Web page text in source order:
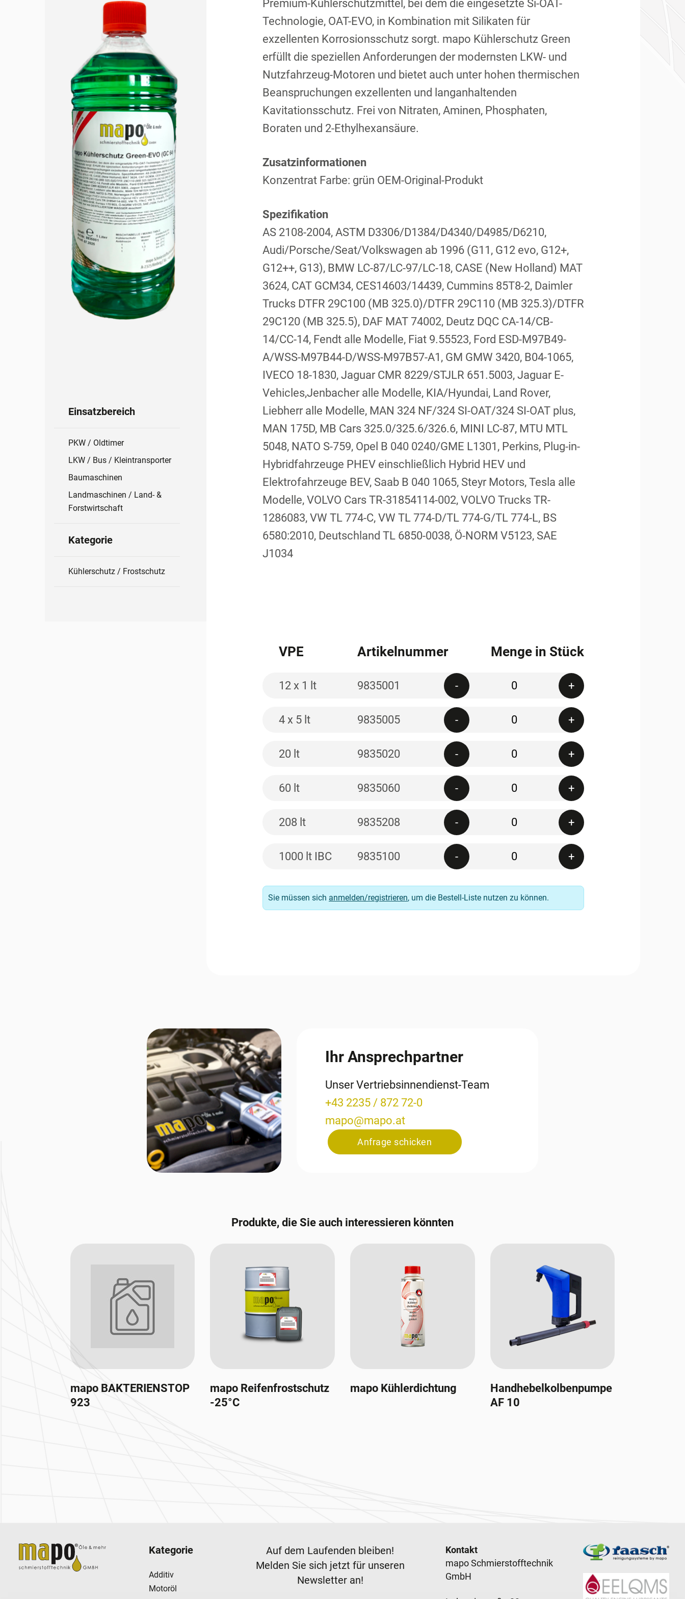
Einsatzbereich
PKW / Oldtimer
LKW / Bus / Kleintransporter
Baumaschinen
Landmaschinen / Land- &
Forstwirtschaft
Kategorie
Kühlerschutz / Frostschutz
Premium-Kühlerschutzmittel, bei dem die eingesetzte Si-OAT-
Technologie, OAT-EVO, in Kombination mit Silikaten für
exzellenten Korrosionsschutz sorgt. mapo Kühlerschutz Green
erfüllt die speziellen Anforderungen der modernsten LKW- und
Nutzfahrzeug-Motoren und bietet auch unter hohen thermischen
Beanspruchungen exzellenten und langanhaltenden
Kavitationsschutz. Frei von Nitraten, Aminen, Phosphaten,
Boraten und 2-Ethylhexansäure.
Zusatzinformationen
Konzentrat Farbe: grün OEM-Original-Produkt
Spezifikation
AS 2108-2004, ASTM D3306/D1384/D4340/D4985/D6210,
Audi/Porsche/Seat/Volkswagen ab 1996 (G11, G12 evo, G12+,
G12++, G13), BMW LC-87/LC-97/LC-18, CASE (New Holland) MAT
3624, CAT GCM34, CES14603/14439, Cummins 85T8-2, Daimler
Trucks DTFR 29C100 (MB 325.0)/DTFR 29C110 (MB 325.3)/DTFR
29C120 (MB 325.5), DAF MAT 74002, Deutz DQC CA-14/CB-
14/CC-14, Fendt alle Modelle, Fiat 9.55523, Ford ESD-M97B49-
A/WSS-M97B44-D/WSS-M97B57-A1, GM GMW 3420, B04-1065,
IVECO 18-1830, Jaguar CMR 8229/STJLR 651.5003, Jaguar E-
Vehicles,Jenbacher alle Modelle, KIA/Hyundai, Land Rover,
Liebherr alle Modelle, MAN 324 NF/324 SI-OAT/324 SI-OAT plus,
MAN 175D, MB Cars 325.0/325.6/326.6, MINI LC-87, MTU MTL
5048, NATO S-759, Opel B 040 0240/GME L1301, Perkins, Plug-in-
Hybridfahrzeuge PHEV einschließlich Hybrid HEV und
Elektrofahrzeuge BEV, Saab B 040 1065, Steyr Motors, Tesla alle
Modelle, VOLVO Cars TR-31854114-002, VOLVO Trucks TR-
1286083, VW TL 774-C, VW TL 774-D/TL 774-G/TL 774-L, BS
6580:2010, Deutschland TL 6850-0038, Ö-NORM V5123, SAE
J1034
VPE Artikelnummer Menge in Stück
12 x 1 lt 9835001 - Quantity
+
4 x 5 lt 9835005 - Quantity
+
20 lt 9835020 - Quantity
+
60 lt 9835060 - Quantity
+
208 lt 9835208 - Quantity
+
1000 lt IBC 9835100 - Quantity
+
Sie müssen sich anmelden/registrieren, um die Bestell-Liste nutzen zu können.
Ihr Ansprechpartner
Unser Vertriebsinnendienst-Team
+43 2235 / 872 72-0
mapo@mapo.at
Anfrage schicken
Produkte, die Sie auch interessieren könnten
mapo BAKTERIENSTOP
923
mapo Reifenfrostschutz
-25°C
mapo Kühlerdichtung
Handhebelkolbenpumpe
AF 10
Kategorie
Additiv
Motoröl
Newsletter
Auf dem Laufenden bleiben!
Melden Sie sich jetzt für unseren
Newsletter an!
Footer content
Kontakt
mapo Schmierstofftechnik
GmbH